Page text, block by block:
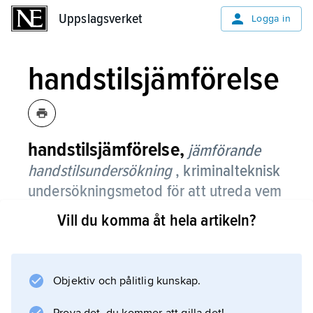
Uppslagsverket Logga in
handstilsjämförelse
handstilsjämförelse, jämförande
handstilsundersökning , kriminalteknisk
undersökningsmetod för att utreda vem
som skrivit en viss text.
och skrift med känd upphovsman. Förfarandet
Vill du komma åt hela artikeln?
Objektiv och pålitlig kunskap.